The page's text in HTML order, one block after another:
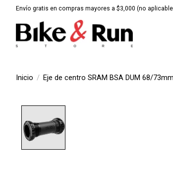
Envío gratis en compras mayores a $3,000 (no
Inicio / Eje de centro SRAM BSA DUM 68/